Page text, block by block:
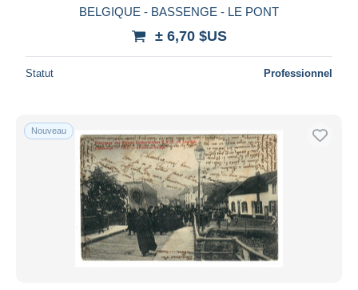
BELGIQUE - BASSENGE - LE PONT
± 6,70 $US
Statut Professionnel
Nouveau